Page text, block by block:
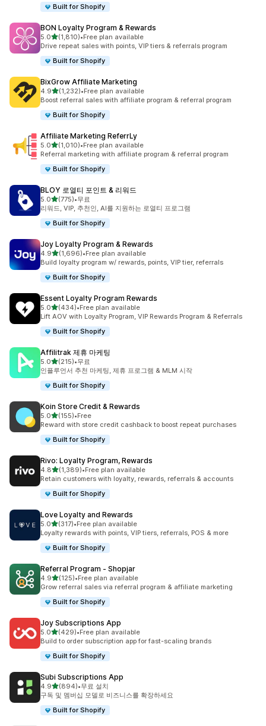
Built for Shopify
BON Loyalty Program & Rewards
5.0별 5개 중
(1,810)
총 리뷰 1810개
•Free plan available
Drive repeat sales with points, VIP tiers & referrals program
Built for Shopify
BixGrow Affiliate Marketing
4.9별 5개 중
(1,232)
총 리뷰 1232개
•Free plan available
Boost referral sales with affiliate program & referral program
Built for Shopify
Affiliate Marketing ReferrLy
5.0별 5개 중
(1,010)
총 리뷰 1010개
•Free plan available
Referral marketing with affiliate program & referral program
Built for Shopify
BLOY 로열티 포인트 & 리워드
5.0별 5개 중
(775)
총 리뷰 775개
•무료
리워드, VIP, 추천인, AI를 지원하는 로열티 프로그램
Built for Shopify
Joy Loyalty Program & Rewards
4.9별 5개 중
(1,696)
총 리뷰 1696개
•Free plan available
Build loyalty program w/ rewards, points, VIP tier, referrals
Built for Shopify
Essent Loyalty Program Rewards
5.0별 5개 중
(434)
총 리뷰 434개
•Free plan available
Lift AOV with Loyalty Program, VIP Rewards Program & Referrals
Built for Shopify
Affilitrak 제휴 마케팅
5.0별 5개 중
(215)
총 리뷰 215개
•무료
인플루언서 추천 마케팅, 제휴 프로그램 & MLM 시작
Built for Shopify
Koin Store Credit & Rewards
5.0별 5개 중
(155)
총 리뷰 155개
•Free
Reward with store credit cashback to boost repeat purchases
Built for Shopify
Rivo: Loyalty Program, Rewards
4.8별 5개 중
(1,389)
총 리뷰 1389개
•Free plan available
Retain customers with loyalty, rewards, referrals & accounts
Built for Shopify
Love Loyalty and Rewards
5.0별 5개 중
(317)
총 리뷰 317개
•Free plan available
Loyalty rewards with points, VIP tiers, referrals, POS & more
Built for Shopify
Referral Program ‑ Shopjar
4.9별 5개 중
(125)
총 리뷰 125개
•Free plan available
Grow referral sales via referral program & affiliate marketing
Built for Shopify
Joy Subscriptions App
5.0별 5개 중
(429)
총 리뷰 429개
•Free plan available
Build to order subscription app for fast-scaling brands
Built for Shopify
Subi Subscriptions App
4.9별 5개 중
(894)
총 리뷰 894개
•무료 설치
구독 및 멤버십 모델로 비즈니스를 확장하세요
Built for Shopify